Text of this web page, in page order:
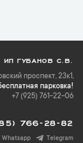
ИП ГУБАНОВ С.В.
проспект, 23к1,
парковка!
+7 (925) 761-22-06
766-28-82
Whatsapp Telegram